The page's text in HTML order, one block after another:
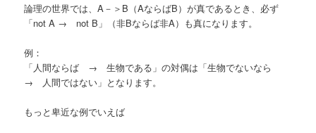
論理の世界では、A－＞B（AならばB）が真であるとき、必ず
「not A → not B」（非Bならば非A）も真になります。
例：
「人間ならば → 生物である」の対偶は「生物でないなら
→ 人間ではない」となります。
もっと卑近な例でいえば